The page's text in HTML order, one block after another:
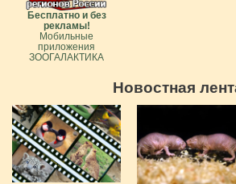
Бесплатно и без
рекламы!
Мобильные
приложения
ЗООГАЛАКТИКА
Новостная